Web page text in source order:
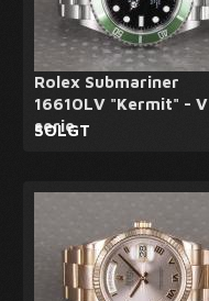
Rolex Submariner
16610LV "Kermit" - V
serie
SOLGT